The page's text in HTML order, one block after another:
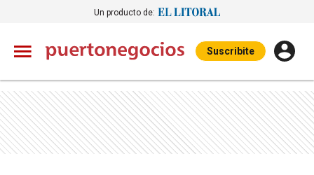
Un producto de:
Suscribite